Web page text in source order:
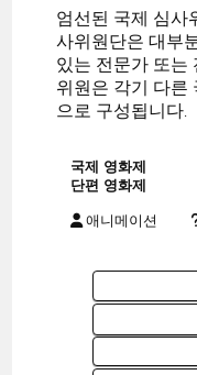
엄선된 국제 심사
사위원단은 대부
있는 전문가 또는
위원은 각기 다른
으로 구성됩니다.
국제 영화제
단편 영화제
애니메이션